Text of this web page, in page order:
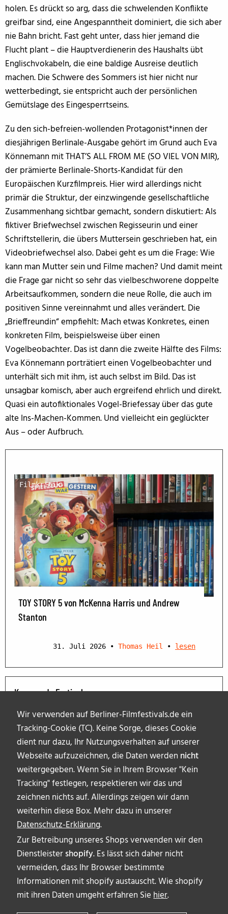
Wir verwenden auf Berliner-Filmfestivals.de ein
Tracking-Cookie (TC). Keine Sorge, dieses Cookie
dient nur dazu, Ihr Nutzungsverhalten auf unserer
Webseite aufzuzeichnen, die Daten werden nicht
weitergegeben. Wenn Sie in Ihrem Browser "Kein
Tracking" festlegen, respektieren wir das und
zeichnen nichts auf. Allerdings zeigen wir dann
weiterhin diese Box. Mehr dazu in unserer
Datenschutz-Erklärung.
Zur Betreibung unseres Shops verwenden wir den
Dienstleistershopify. Es lässt sich daher nicht
vermeiden, dass Ihr Browser bestimmte
Informationen mit shopify austauscht. Wie shopify
mit ihren Daten umgeht erfahren Siehier.
holen. Es drückt so arg, dass die schwelenden Konflikte
greifbar sind, eine Angespanntheit dominiert, die sich aber
nie Bahn bricht. Fast geht unter, dass hier jemand die
Flucht plant – die Hauptverdienerin des Haushalts übt
Englischvokabeln, die eine baldige Ausreise deutlich
machen. Die Schwere des Sommers ist hier nicht nur
wetterbedingt, sie entspricht auch der persönlichen
Gemütslage des Eingesperrtseins.
Zu den sich-befreien-wollenden Protagonist*innen der
diesjährigen Berlinale-Ausgabe gehört im Grund auch Eva
Könnemann mit THAT’S ALL FROM ME (SO VIEL VON MIR),
der prämierte Berlinale-Shorts-Kandidat für den
Europäischen Kurzfilmpreis. Hier wird allerdings nicht
primär die Struktur, der einzwingende gesellschaftliche
Zusammenhang sichtbar gemacht, sondern diskutiert: Als
fiktiver Briefwechsel zwischen Regisseurin und einer
Schriftstellerin, die übers Muttersein geschrieben hat, ein
Videobriefwechsel also. Dabei geht es um die Frage: Wie
kann man Mutter sein und Filme machen? Und damit meint
die Frage gar nicht so sehr das vielbeschworene doppelte
Arbeitsaufkommen, sondern die neue Rolle, die auch im
positiven Sinne vereinnahmt und alles verändert. Die
„Brieffreundin“ empfiehlt: Mach etwas Konkretes, einen
konkreten Film, beispielsweise über einen
Vogelbeobachter. Das ist dann die zweite Hälfte des Films:
Eva Könnemann porträtiert einen Vogelbeobachter und
unterhält sich mit ihm, ist auch selbst im Bild. Das ist
unsagbar komisch, aber auch ergreifend ehrlich und direkt.
Quasi ein autofiktionales Vogel-Briefessay über das gute
alte Ins-Machen-Kommen. Und vielleicht ein geglückter
Aus – oder Aufbruch.
Filmkritik
TOY STORY 5 von McKenna Harris und Andrew
Stanton
31. Juli 2026 • Thomas Heil • lesen
Kommende Festivals
ÜBER UNS
AUTOR_INNEN